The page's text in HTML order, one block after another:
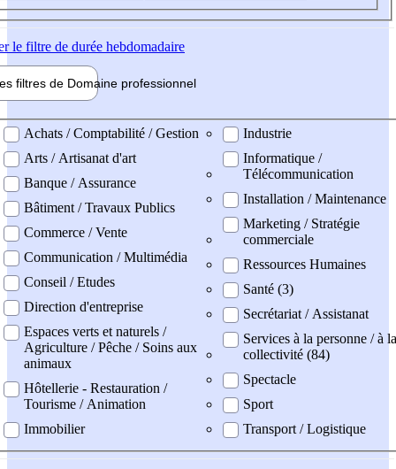
le filtre de durée hebdomadaire
filtres de Domaine professionnel
professionel
Achats / Comptabilité / Gestion
Arts / Artisanat d'art
Banque / Assurance
Bâtiment / Travaux Publics
Commerce / Vente
Communication / Multimédia
Conseil / Etudes
Direction d'entreprise
Espaces verts et naturels /
Agriculture / Pêche / Soins aux
animaux
Hôtellerie - Restauration /
Tourisme / Animation
Immobilier
Industrie
Informatique /
Télécommunication
Installation / Maintenance
Marketing / Stratégie
commerciale
Ressources Humaines
Santé (3)
Secrétariat / Assistanat
Services à la personne / à la
collectivité (84)
Spectacle
Sport
Transport / Logistique